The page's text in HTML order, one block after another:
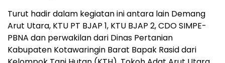
Turut hadir dalam kegiatan ini antara lain Demang
Arut Utara, KTU PT BJAP 1, KTU BJAP 2, CDO SIMPE-
PBNA dan perwakilan dari Dinas Pertanian
Kabupaten Kotawaringin Barat Bapak Rasid dari